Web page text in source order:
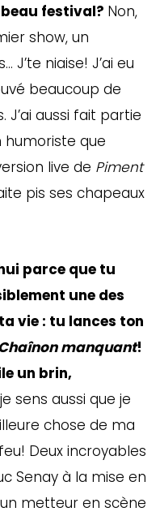
festival? Non,
show, un
J’te niaise! J’ai eu
beaucoup de
J’ai aussi fait partie
humoriste que
live de Piment
pis ses chapeaux
parce que tu
une des
vie : tu lances ton
manquant!
un brin,
sens aussi que je
chose de ma
Deux incroyables
Senay à la mise en
metteur en scène